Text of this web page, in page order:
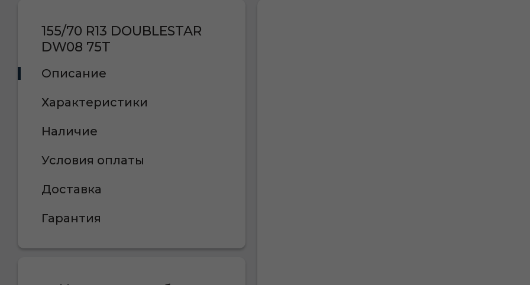
155/70 R13 DOUBLESTAR
DW08 75T
Описание
Характеристики
Наличие
Условия оплаты
Доставка
Гарантия